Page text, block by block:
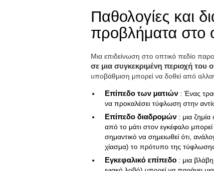
Παθολογίες και
προβλήματα στο
Μια επιδείνωση στο οπτικό πεδίο
σε μια συγκεκριμένη περιοχή του
υποβάθμιση μπορεί να δοθεί από
Eπίπεδο των ματιών : Ένας
να προκαλέσει τύφλωση στην
Eπίπεδο διαδρομών : μια
από το μάτι στον εγκέφαλο
σημαντικό να σημειωθεί ότι,
χίασμα) το πρότυπο της τύφλωσης
Εγκεφαλικό επίπεδο : μια